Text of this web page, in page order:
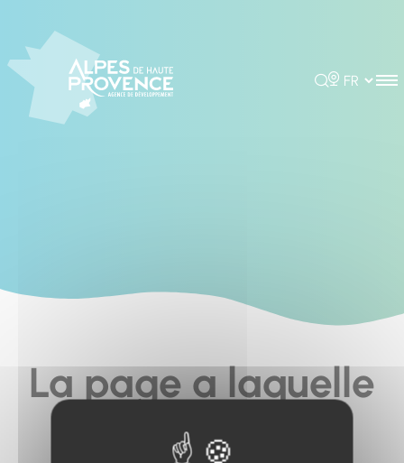
Rechercher
Choisir la
La page a laquelle
vous cherchez à